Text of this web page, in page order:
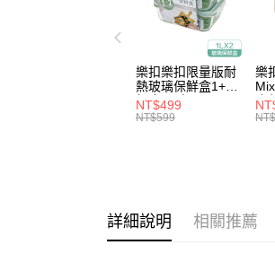
樂扣樂扣限量版耐
熱玻璃保鮮盒1+1
組合/長方
形/1L(LLG445KKS
NT$499
NT$599
樂
底
詳細說明 相關推薦